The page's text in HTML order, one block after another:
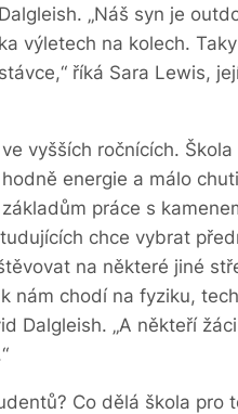
„Náš syn je
výletech na kolech.
říká Sara Lewis,
vyšších ročnících.
energie a málo
práce s
chce vybrat
na některé jiné
nám chodí na fyziku,
Dalgleish. „A někteří
Co dělá škola pro